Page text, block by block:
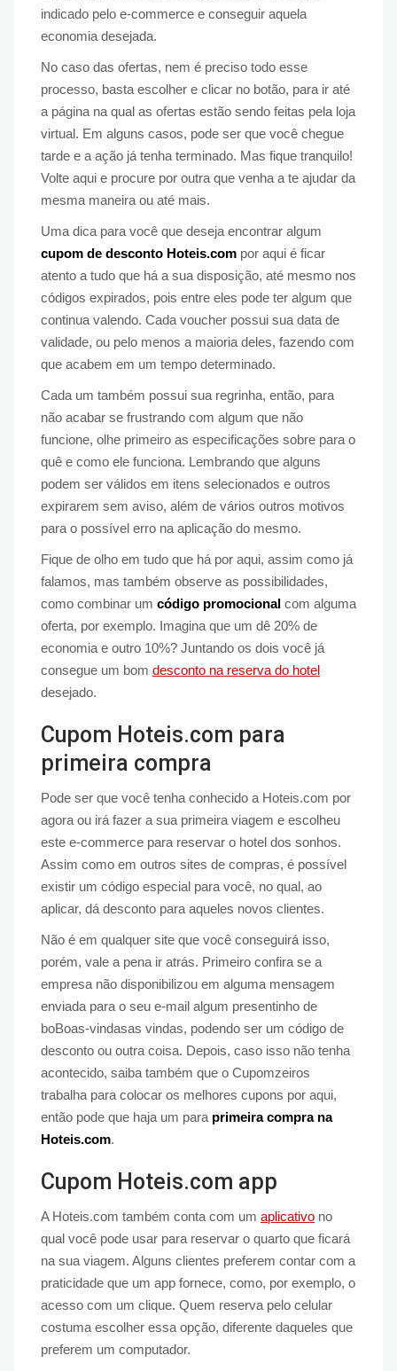
indicado pelo e-commerce e conseguir aquela
economia desejada.
No caso das ofertas, nem é preciso todo esse
processo, basta escolher e clicar no botão, para ir até
a página na qual as ofertas estão sendo feitas pela loja
virtual. Em alguns casos, pode ser que você chegue
tarde e a ação já tenha terminado. Mas fique tranquilo!
Volte aqui e procure por outra que venha a te ajudar da
mesma maneira ou até mais.
Uma dica para você que deseja encontrar algum
cupom de desconto Hoteis.com por aqui é ficar
atento a tudo que há a sua disposição, até mesmo nos
códigos expirados, pois entre eles pode ter algum que
continua valendo. Cada voucher possui sua data de
validade, ou pelo menos a maioria deles, fazendo com
que acabem em um tempo determinado.
Cada um também possui sua regrinha, então, para
não acabar se frustrando com algum que não
funcione, olhe primeiro as especificações sobre para o
quê e como ele funciona. Lembrando que alguns
podem ser válidos em itens selecionados e outros
expirarem sem aviso, além de vários outros motivos
para o possível erro na aplicação do mesmo.
Fique de olho em tudo que há por aqui, assim como já
falamos, mas também observe as possibilidades,
como combinar um código promocional com alguma
oferta, por exemplo. Imagina que um dê 20% de
economia e outro 10%? Juntando os dois você já
consegue um bom desconto na reserva do hotel
desejado.
Cupom Hoteis.com para
primeira compra
Pode ser que você tenha conhecido a Hoteis.com por
agora ou irá fazer a sua primeira viagem e escolheu
este e-commerce para reservar o hotel dos sonhos.
Assim como em outros sites de compras, é possível
existir um código especial para você, no qual, ao
aplicar, dá desconto para aqueles novos clientes.
Não é em qualquer site que você conseguirá isso,
porém, vale a pena ir atrás. Primeiro confira se a
empresa não disponibilizou em alguma mensagem
enviada para o seu e-mail algum presentinho de
boBoas-vindasas vindas, podendo ser um código de
desconto ou outra coisa. Depois, caso isso não tenha
acontecido, saiba também que o Cupomzeiros
trabalha para colocar os melhores cupons por aqui,
então pode que haja um para primeira compra na
Hoteis.com.
Cupom Hoteis.com app
A Hoteis.com também conta com um aplicativo no
qual você pode usar para reservar o quarto que ficará
na sua viagem. Alguns clientes preferem contar com a
praticidade que um app fornece, como, por exemplo, o
acesso com um clique. Quem reserva pelo celular
costuma escolher essa opção, diferente daqueles que
preferem um computador.